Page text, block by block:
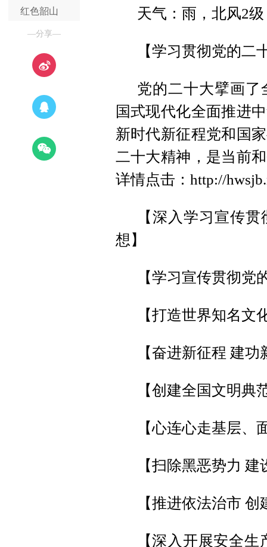
红色韶山
—分享—
天气：雨，北风2
【学习贯彻党的二
党的二十大擘画
国式现代化全面推进
新时代新征程党和国
二十大精神，是当前
详情点击：http://
【深入学习宣传
想】
【学习宣传贯彻党
【打造世界知名文
【奋进新征程 建功
【创建全国文明典
【心连心走基层、
【扫除黑恶势力
【推进依法治市
【深入开展安全